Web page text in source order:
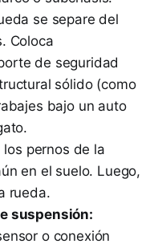
se separe del
Coloca
de seguridad
sólido (como
bajo un auto
los pernos de la
en el suelo. Luego,
rueda.
suspensión:
o conexión